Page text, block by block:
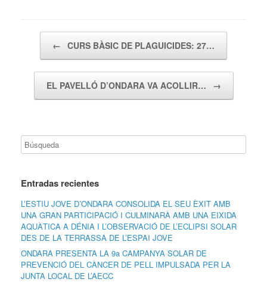
← CURS BÀSIC DE PLAGUICIDES: 27…
EL PAVELLÓ D’ONDARA VA ACOLLIR… →
Entradas recientes
L’ESTIU JOVE D’ONDARA CONSOLIDA EL SEU ÈXIT AMB
UNA GRAN PARTICIPACIÓ I CULMINARÀ AMB UNA EIXIDA
AQUÀTICA A DÉNIA I L’OBSERVACIÓ DE L’ECLIPSI SOLAR
DES DE LA TERRASSA DE L’ESPAI JOVE
ONDARA PRESENTA LA 9a CAMPANYA SOLAR DE
PREVENCIÓ DEL CÀNCER DE PELL IMPULSADA PER LA
JUNTA LOCAL DE L’AECC